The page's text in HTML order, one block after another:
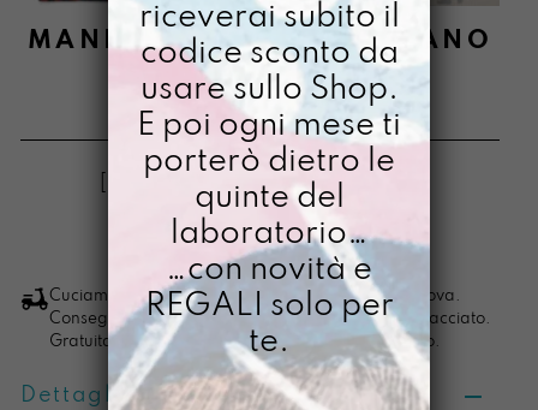
MANICONA DIPINTA A MANO
EMOTIVA
€95,00
[ Borsa a tracolla: 36,5 x 32 x 6 cm ]
Manicona
dipinta
a
mano
emotiva
LO VOGLIO
Cuciamo ogni ordine nel nostro laboratorio di Padova.
Consegna in 4/5 giorni lavorativi, pacco sempre tracciato.
Gratuita per ordini di importo superiore ai 100 euro.
Dettagli prodotto
riceverai subito il
codice sconto da
usare sullo Shop.
E poi ogni mese ti
porterò dietro le
quinte del
laboratorio…
…con novità e
REGALI solo per
te.